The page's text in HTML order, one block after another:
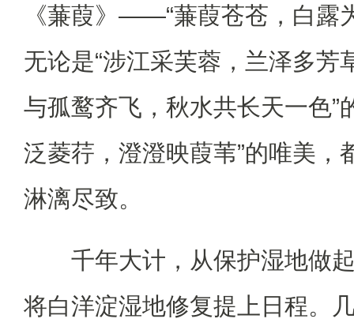
《蒹葭》——“蒹葭苍苍，白露
无论是“涉江采芙蓉，兰泽多芳
与孤鹜齐飞，秋水共长天一色”
泛菱荇，澄澄映葭苇”的唯美，
淋漓尽致。
千年大计，从保护湿地做
将白洋淀湿地修复提上日程。